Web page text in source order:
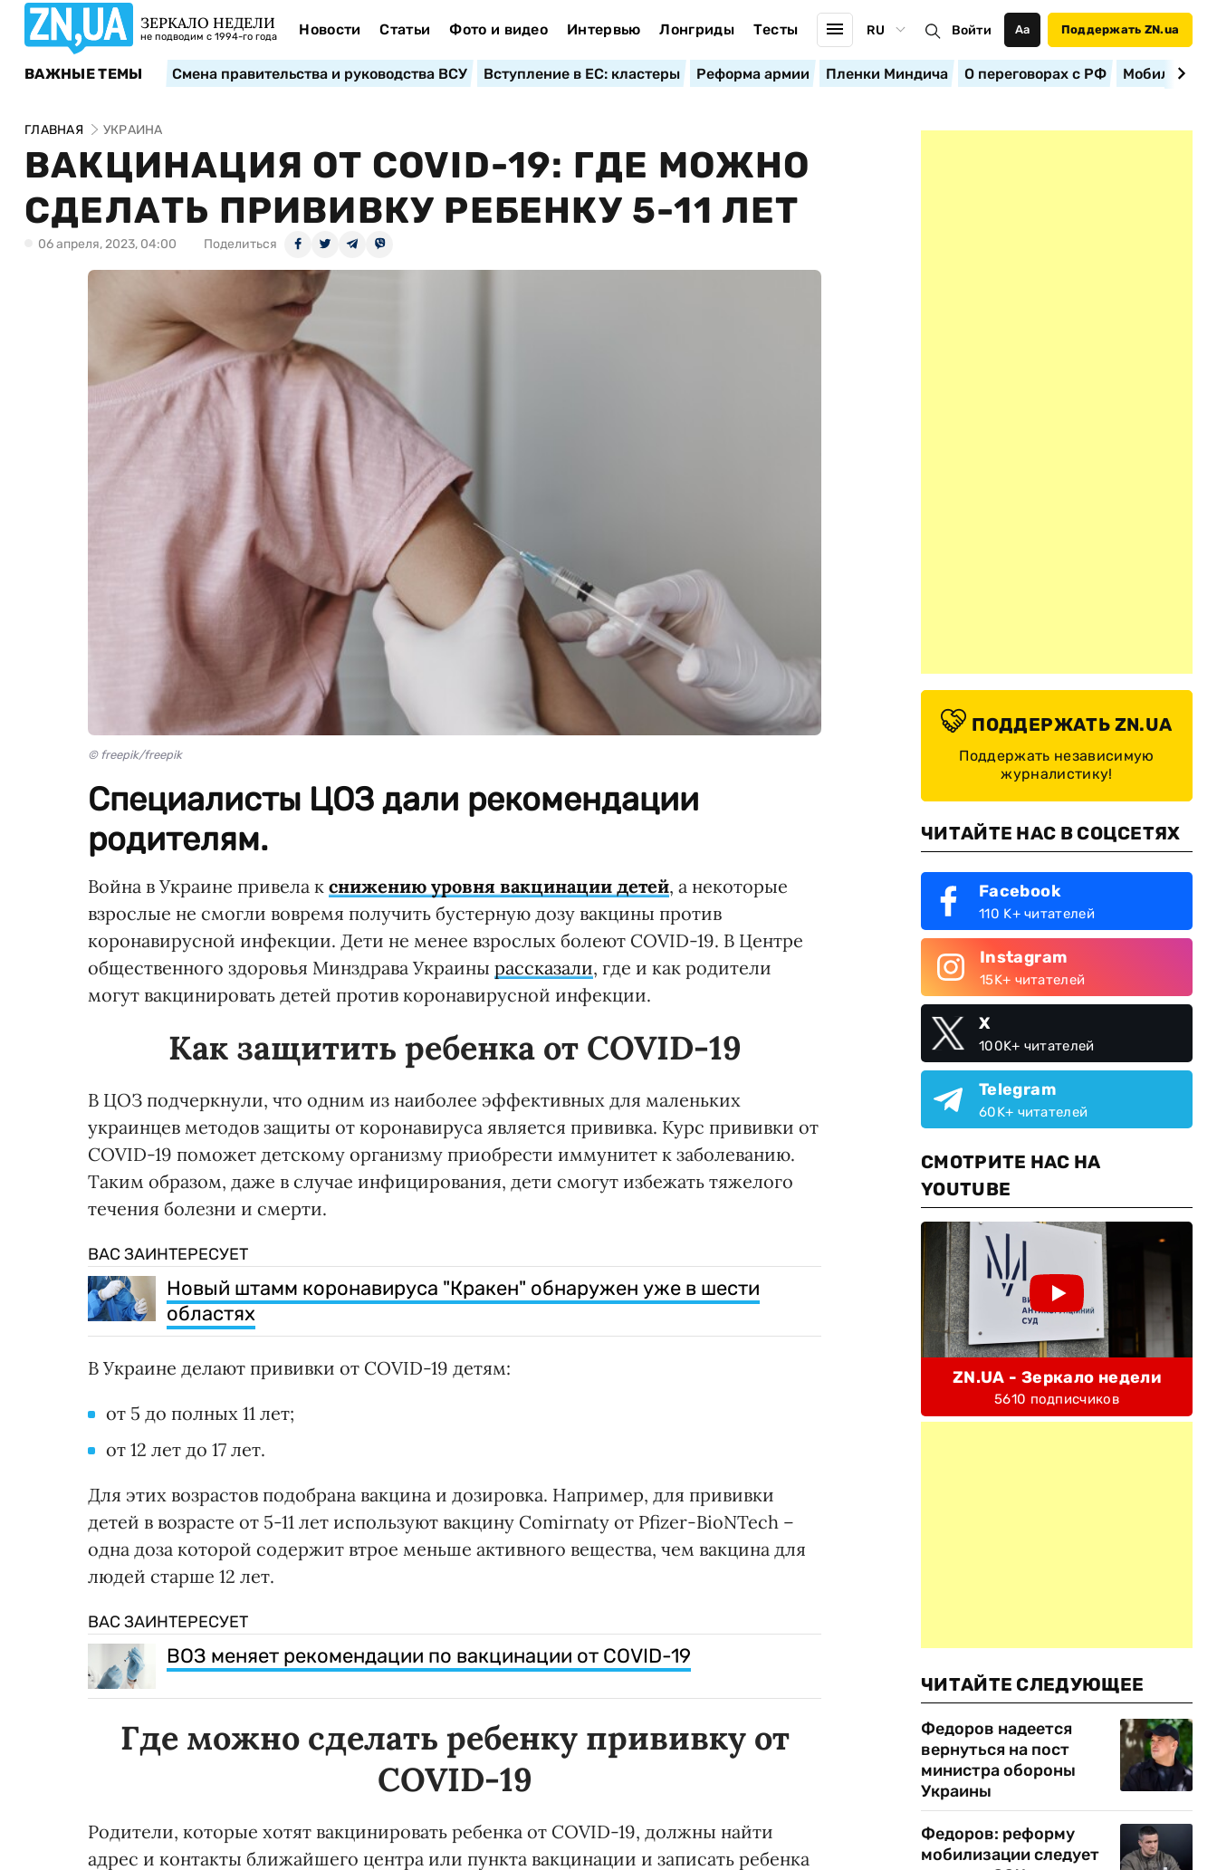
ЗЕРКАЛО НЕДЕЛИ
не подводим с 1994-го года Новости Статьи Фото и видео Интервью Лонгриды Тесты RU Войти Аа Поддержать ZN.ua
ВАЖНЫЕ ТЕМЫ Смена правительства и руководства ВСУ Вступление в ЕС: кластеры Реформа армии Пленки Миндича О переговорах с РФ
ГЛАВНАЯ УКРАИНА
ВАКЦИНАЦИЯ ОТ COVID-19: ГДЕ МОЖНО
СДЕЛАТЬ ПРИВИВКУ РЕБЕНКУ 5-11 ЛЕТ
06 апреля, 2023, 04:00 Поделиться
© freepik/freepik
Специалисты ЦОЗ дали рекомендации
родителям.
Война в Украине привела к снижению уровня вакцинации детей, а некоторые
взрослые не смогли вовремя получить бустерную дозу вакцины против
коронавирусной инфекции. Дети не менее взрослых болеют COVID-19. В Центре
общественного здоровья Минздрава Украины рассказали, где и как родители
могут вакцинировать детей против коронавирусной инфекции.
Как защитить ребенка от COVID-19
В ЦОЗ подчеркнули, что одним из наиболее эффективных для маленьких
украинцев методов защиты от коронавируса является прививка. Курс прививки от
COVID-19 поможет детскому организму приобрести иммунитет к заболеванию.
Таким образом, даже в случае инфицирования, дети смогут избежать тяжелого
течения болезни и смерти.
ВАС ЗАИНТЕРЕСУЕТ
Новый штамм коронавируса "Кракен" обнаружен уже в шести
областях
В Украине делают прививки от COVID-19 детям:
от 5 до полных 11 лет;
от 12 лет до 17 лет.
Для этих возрастов подобрана вакцина и дозировка. Например, для прививки
детей в возрасте от 5-11 лет используют вакцину Comirnaty от Pfizer-BioNTech –
одна доза которой содержит втрое меньше активного вещества, чем вакцина для
людей старше 12 лет.
ВАС ЗАИНТЕРЕСУЕТ
ВОЗ меняет рекомендации по вакцинации от COVID-19
Где можно сделать ребенку прививку от
COVID-19
Родители, которые хотят вакцинировать ребенка от COVID-19, должны найти
адрес и контакты ближайшего центра или пункта вакцинации и записать ребенка
ПОДДЕРЖАТЬ ZN.UA
Поддержать независимую
журналистику!
ЧИТАЙТЕ НАС В СОЦСЕТЯХ
Facebook
110 K+ читателей
Instagram
15K+ читателей
X
100K+ читателей
Telegram
60K+ читателей
СМОТРИТЕ НАС НА
YOUTUBE
ZN.UA - Зеркало недели
5610 подписчиков
ЧИТАЙТЕ СЛЕДУЮЩЕЕ
Федоров надеется
вернуться на пост
министра обороны
Украины
Федоров: реформу
мобилизации следует